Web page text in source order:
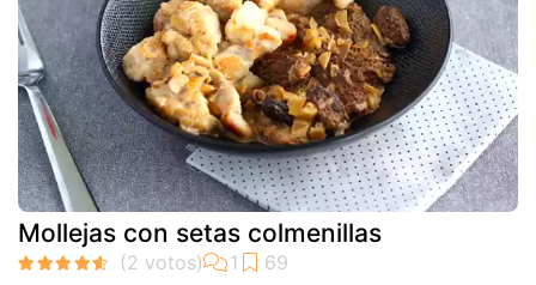
Mollejas con setas colmenillas